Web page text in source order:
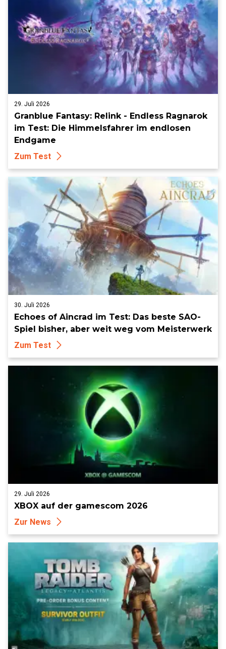
29. Juli 2026
Granblue Fantasy: Relink - Endless Ragnarok
im Test: Die Himmelsfahrer im endlosen
Endgame
Zum Test
30. Juli 2026
Echoes of Aincrad im Test: Das beste SAO-
Spiel bisher, aber weit weg vom Meisterwerk
Zum Test
29. Juli 2026
XBOX auf der gamescom 2026
Zur News